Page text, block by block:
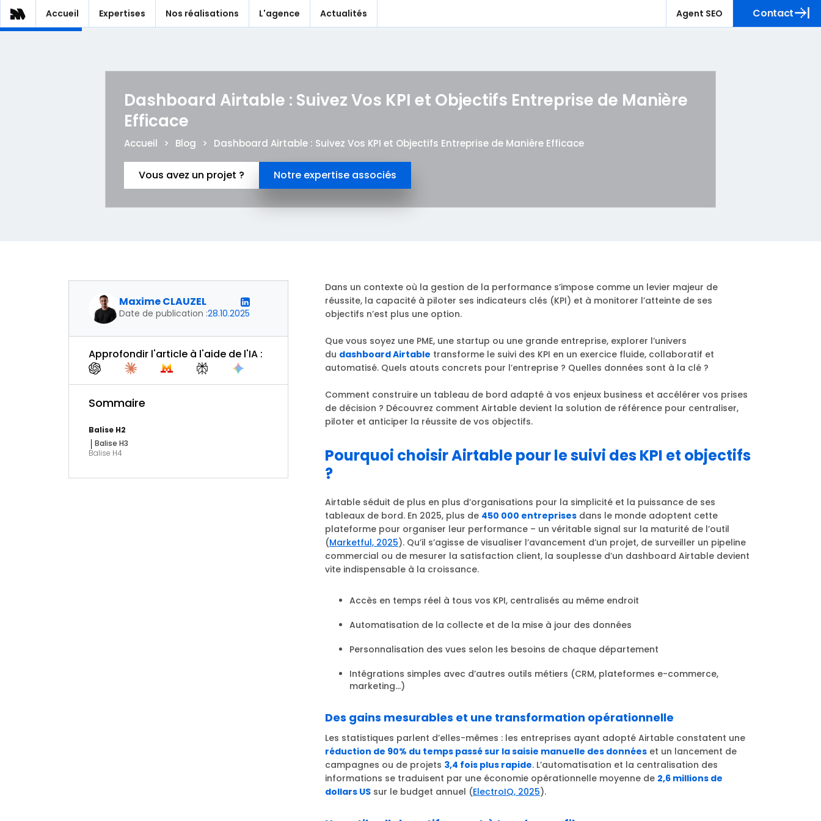
Accueil Expertises Nos réalisations L'agence Actualités Agent SEO Contact
Dashboard Airtable : Suivez Vos KPI et Objectifs Entreprise de Manière
Efficace
Accueil > Blog > Dashboard Airtable : Suivez Vos KPI et Objectifs Entreprise de Manière Efficace
Vous avez un projet ? Notre expertise associés
Maxime CLAUZEL
Date de publication :28.10.2025
Approfondir l'article à l'aide de l'IA :
Sommaire
Balise H2
Balise H3
Balise H4
Dans un contexte où la gestion de la performance s’impose comme un levier majeur de
réussite, la capacité à piloter ses indicateurs clés (KPI) et à monitorer l’atteinte de ses
objectifs n’est plus une option.
Que vous soyez une PME, une startup ou une grande entreprise, explorer l’univers
du dashboard Airtable transforme le suivi des KPI en un exercice fluide, collaboratif et
automatisé. Quels atouts concrets pour l’entreprise ? Quelles données sont à la clé ?
Comment construire un tableau de bord adapté à vos enjeux business et accélérer vos prises
de décision ? Découvrez comment Airtable devient la solution de référence pour centraliser,
piloter et anticiper la réussite de vos objectifs.
Pourquoi choisir Airtable pour le suivi des KPI et objectifs
?
Airtable séduit de plus en plus d’organisations pour la simplicité et la puissance de ses
tableaux de bord. En 2025, plus de 450 000 entreprises dans le monde adoptent cette
plateforme pour organiser leur performance – un véritable signal sur la maturité de l’outil
(Marketful, 2025). Qu’il s’agisse de visualiser l’avancement d’un projet, de surveiller un pipeline
commercial ou de mesurer la satisfaction client, la souplesse d’un dashboard Airtable devient
vite indispensable à la croissance.
Accès en temps réel à tous vos KPI, centralisés au même endroit
Automatisation de la collecte et de la mise à jour des données
Personnalisation des vues selon les besoins de chaque département
Intégrations simples avec d’autres outils métiers (CRM, plateformes e-commerce,
marketing…)
Des gains mesurables et une transformation opérationnelle
Les statistiques parlent d’elles-mêmes : les entreprises ayant adopté Airtable constatent une
réduction de 90% du temps passé sur la saisie manuelle des données et un lancement de
campagnes ou de projets 3,4 fois plus rapide. L’automatisation et la centralisation des
informations se traduisent par une économie opérationnelle moyenne de 2,6 millions de
dollars US sur le budget annuel (ElectroIQ, 2025).